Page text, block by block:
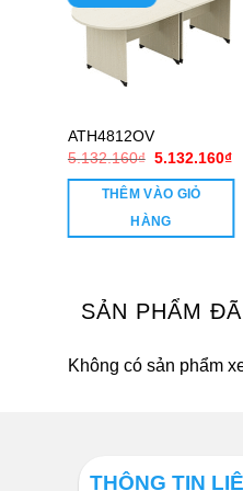
ATH4812OV
5.132.160₫ Giá
là:
5.132.160₫.
5.132.160₫
THÊM VÀO GIỎ
HÀNG
SẢN PHẨM
Không có sản phẩm
THÔNG TIN